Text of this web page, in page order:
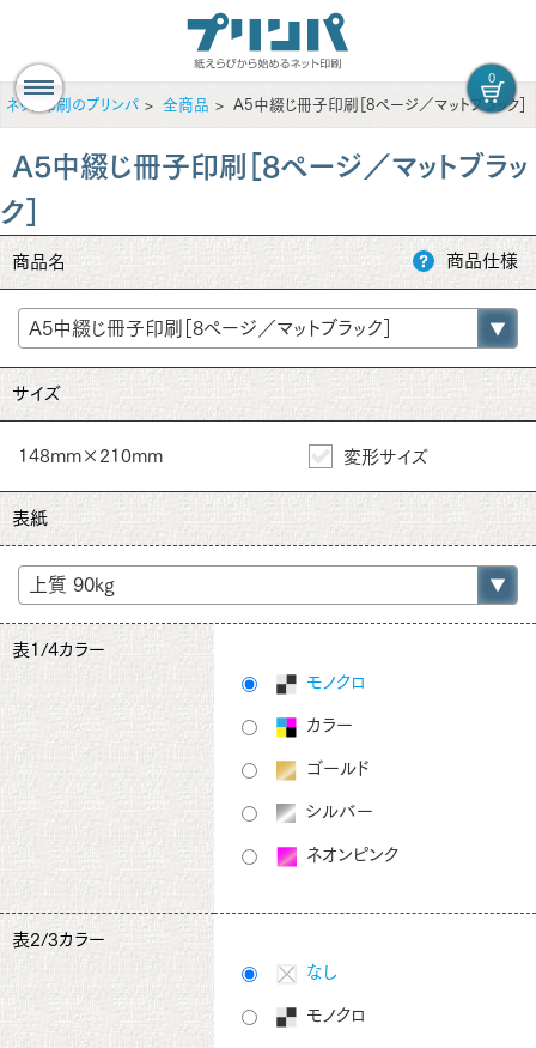
0
ネット印刷のプリンパ 全商品 A5中綴じ冊子印刷［8ページ／マットブラック］
A5中綴じ冊子印刷［8ページ／マットブラッ
ク］
商品名 商品仕様
サイズ
148mm×210mm 変形サイズ
表紙
表1/4カラー
モノクロ
カラー
ゴールド
シルバー
ネオンピンク
表2/3カラー
なし
モノクロ